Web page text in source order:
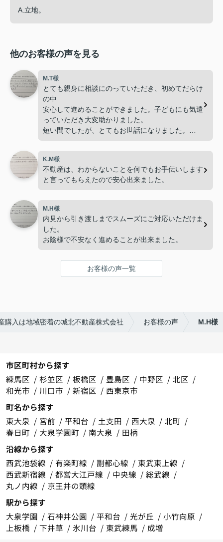
A.立地。
他のお客様の声を見る
M.T様
とても親身に相談にのっていただき、初めてだらけ
の中
安心して進めることができました。子どもにも気遣
っていただき大変助かりました。
短い間でしたが、とてもお世話になりました。
ありがとうございました。
K.M様
不動産は、わからないことを何でもお手伝いします
と言ってもらえたので安心出来ました。
M.H様
内見から引き渡しまでスムーズにご対応いただけま
した。
お陰様で不安なく進めることが出来ました。
お客様の声一覧
購入は地域密着の城北不動産株式会社 お客様の声 M.H様
市区町村から探す
練馬区
杉並区 板橋区 豊島区 中野区
北区
和光市
川口市 新宿区
西東京市
町名から探す
東大泉
宮前 平和台 土支田 西大泉
北町
春日町
大泉学園町 南大泉
田柄
沿線から探す
西武池袋線
有楽町線 副都心線
東武東上線
西武新宿線
都営大江戸線 中央線
総武線
丸ノ内線
京王井の頭線
駅から探す
大泉学園
石神井公園 平和台 光が丘
小竹向原
上板橋
下井草 氷川台 東武練馬 成増